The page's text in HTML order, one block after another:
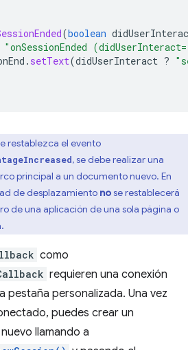
(boolean
"onSessionEnded
. setText(didUserInteract ?
restablezca el evento
, se debe realizar una
principal a un documento nuevo. En
de desplazamiento nose restablecerá
de una aplicación de una sola página o
como
requieren una conexión
pestaña personalizada. Una vez
puedes crear un
nuevo llamando a